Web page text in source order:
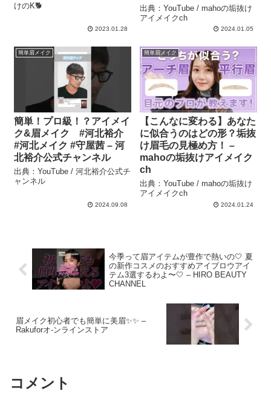
けのK🐕
2023.01.28
出典：YouTube / mahoの垢抜け
アイメイクch
2024.01.05
簡単眉メイク
簡単！プロ級！？アイメイ
ク&眉メイク #河北裕介
#河北メイク #守屋茜 – 河
北裕介公式チャンネル
出典：YouTube / 河北裕介公式チ
ャンネル
2024.09.08
簡単眉メイク
【こんなに変わる】あなた
に似合うのはどの形？垢抜
け眉毛の見極め方！ –
mahoの垢抜けアイメイク
ch
出典：YouTube / mahoの垢抜け
アイメイクch
2024.01.24
今季って眉アイテムが豊作で熱いの🤍 夏
の新作コスメのおすすめアイブロウアイ
テム3選するわよ〜🤍 – HIRO BEAUTY
CHANNEL
眉メイク初心者でも簡単に美眉✨✨ –
Rakuforオ-ンラインストア
コメント